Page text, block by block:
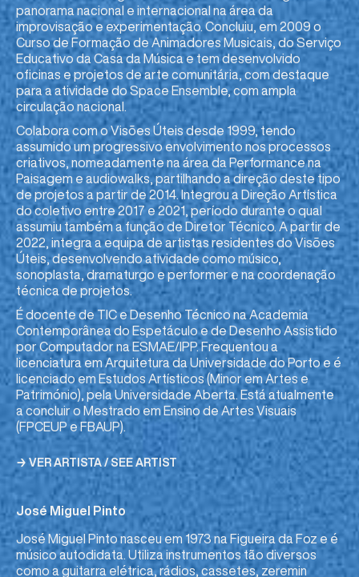
panorama nacional e internacional na área da
improvisação e experimentação. Concluiu, em 2009 o
Curso de Formação de Animadores Musicais, do Serviço
Educativo da Casa da Música e tem desenvolvido
oficinas e projetos de arte comunitária, com destaque
para a atividade do Space Ensemble, com ampla
circulação nacional.
Colabora com o Visões Úteis desde 1999, tendo
assumido um progressivo envolvimento nos processos
criativos, nomeadamente na área da Performance na
Paisagem e audiowalks, partilhando a direção deste tipo
de projetos a partir de 2014. Integrou a Direção Artística
do coletivo entre 2017 e 2021, período durante o qual
assumiu também a função de Diretor Técnico. A partir de
2022, integra a equipa de artistas residentes do Visões
Úteis, desenvolvendo atividade como músico,
sonoplasta, dramaturgo e performer e na coordenação
técnica de projetos.
É docente de TIC e Desenho Técnico na Academia
Contemporânea do Espetáculo e de Desenho Assistido
por Computador na ESMAE/IPP. Frequentou a
licenciatura em Arquitetura da Universidade do Porto e é
licenciado em Estudos Artísticos (Minor em Artes e
Património), pela Universidade Aberta. Está atualmente
a concluir o Mestrado em Ensino de Artes Visuais
(FPCEUP e FBAUP).
→ VER ARTISTA / SEE ARTIST
José Miguel Pinto
José Miguel Pinto nasceu em 1973 na Figueira da Foz e é
músico autodidata. Utiliza instrumentos tão diversos
como a guitarra elétrica, rádios, cassetes, zeremin